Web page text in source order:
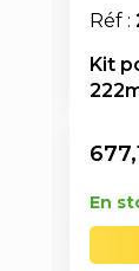
Réf :
Kit
En